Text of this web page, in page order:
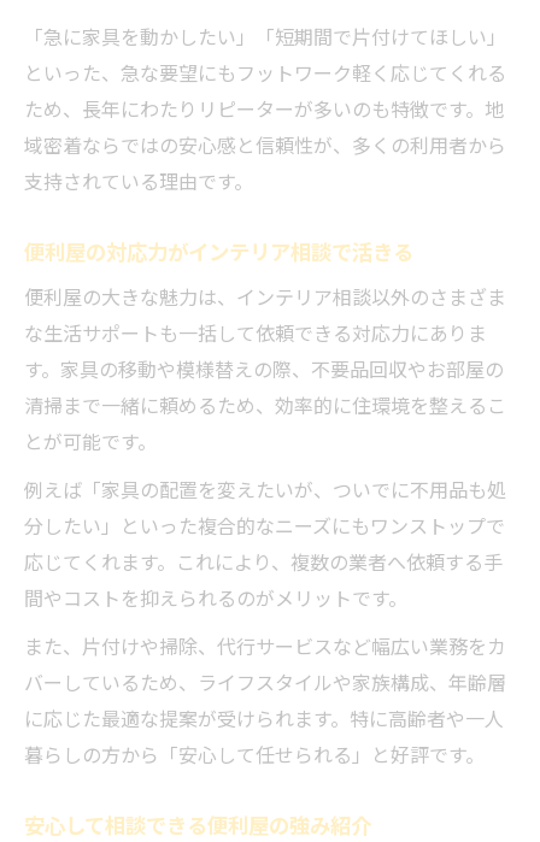
「急に家具を動かしたい」「短期間で片付けてほしい」
といった、急な要望にもフットワーク軽く応じてくれる
ため、長年にわたりリピーターが多いのも特徴です。地
域密着ならではの安心感と信頼性が、多くの利用者から
支持されている理由です。
便利屋の対応力がインテリア相談で活きる
便利屋の大きな魅力は、インテリア相談以外のさまざま
な生活サポートも一括して依頼できる対応力にありま
す。家具の移動や模様替えの際、不要品回収やお部屋の
清掃まで一緒に頼めるため、効率的に住環境を整えるこ
とが可能です。
例えば「家具の配置を変えたいが、ついでに不用品も処
分したい」といった複合的なニーズにもワンストップで
応じてくれます。これにより、複数の業者へ依頼する手
間やコストを抑えられるのがメリットです。
また、片付けや掃除、代行サービスなど幅広い業務をカ
バーしているため、ライフスタイルや家族構成、年齢層
に応じた最適な提案が受けられます。特に高齢者や一人
暮らしの方から「安心して任せられる」と好評です。
安心して相談できる便利屋の強み紹介